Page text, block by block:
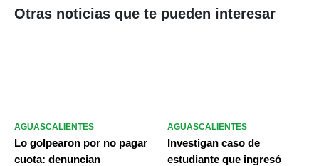
Otras noticias que te pueden interesar
AGUASCALIENTES
Lo golpearon por no pagar
cuota: denuncian
AGUASCALIENTES
Investigan caso de
estudiante que ingresó